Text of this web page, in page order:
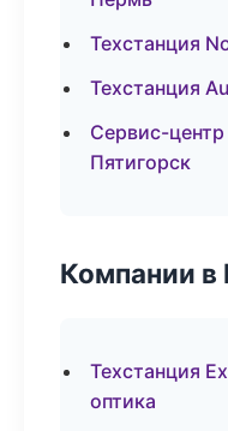
Техстанция
Техстанция
Сервис-
Пятигорск
Компании в
Техстанция
оптика